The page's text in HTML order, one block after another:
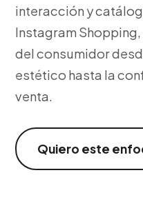
interacción y
Instagram
del consumidor
estético hasta la
venta.
Quiero este